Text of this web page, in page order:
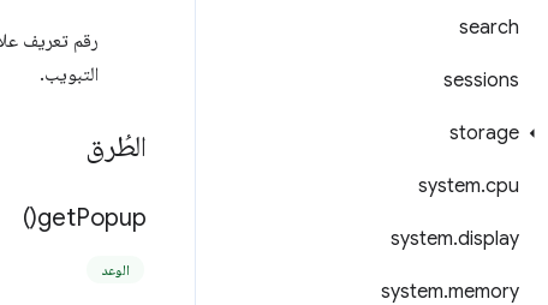
search
sessions
storage
system.cpu
system.display
system.memory
رقم تعريف
التبويب.
الطُرق
getPopup(
)
الوعد